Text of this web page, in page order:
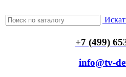
+7 (499)
info@tv-